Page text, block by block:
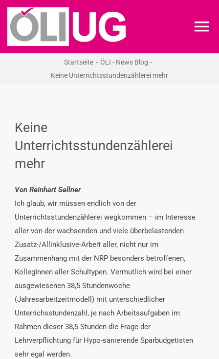
Zum
Inhalt
springen
NEWS
RECHT
VERANSTALTUNGEN
INTERESSENSVERTRETUNG
KONTAKT
Startseite
ÖLI - News Blog
Keine Unterrichtsstundenzählerei mehr
Keine
Unterrichtsstundenzählerei
mehr
Von Reinhart Sellner
Ich glaub, wir müssen endlich von der
Unterrichtsstundenzählerei wegkommen – im Interesse
aller von der wachsenden und viele überbelastenden
Zusatz-/Allinklusive-Arbeit aller, nicht nur im
Zusammenhang mit der NRP besonders betroffenen,
KollegInnen aller Schultypen. Vermutlich wird bei einer
ausgewiesenen 38,5 Stundenwoche
(Jahresarbeitzeitmodell) mit unterschiedlicher
Unterrichsstundenzahl, je nach Arbeitsaufgaben im
Rahmen dieser 38,5 Stunden die Frage der
Lehrverpflichtung für Hypo-sanierende Sparbudgetisten
sehr egal werden.